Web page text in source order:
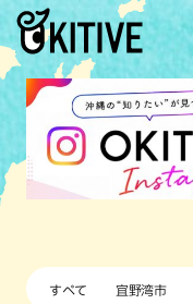
すべて 宜野湾市